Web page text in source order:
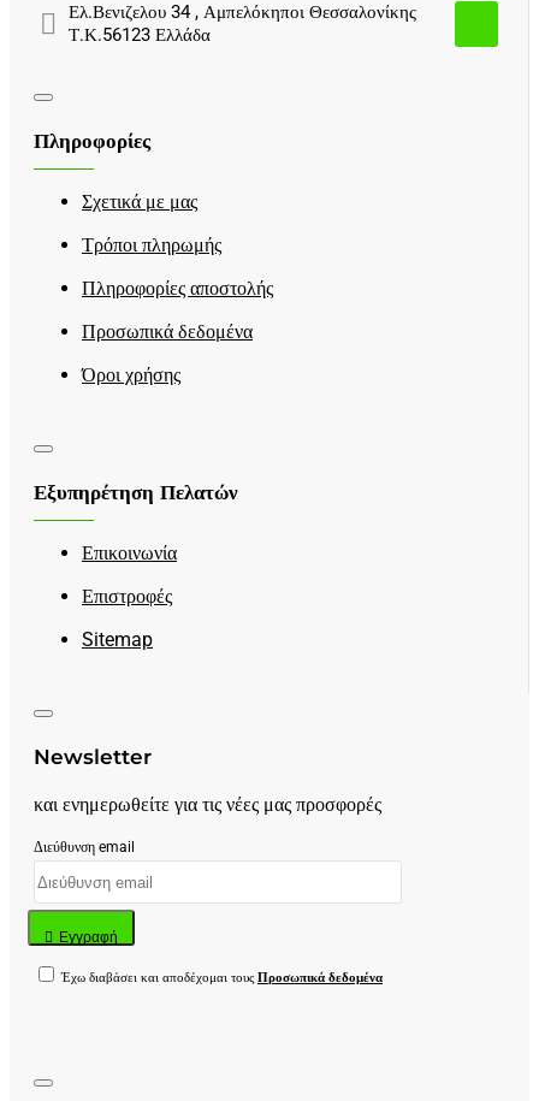
Ελ.Βενιζελου 34 , Αμπελόκηποι Θεσσαλονίκης
Τ.Κ.56123 Ελλάδα
Πληροφορίες
Σχετικά με μας
Τρόποι πληρωμής
Πληροφορίες αποστολής
Προσωπικά δεδομένα
Όροι χρήσης
Εξυπηρέτηση Πελατών
Επικοινωνία
Επιστροφές
Sitemap
Newsletter
και ενημερωθείτε για τις νέες μας προσφορές
Διεύθυνση email
Εγγραφή
Έχω διαβάσει και αποδέχομαι τους Προσωπικά δεδομένα